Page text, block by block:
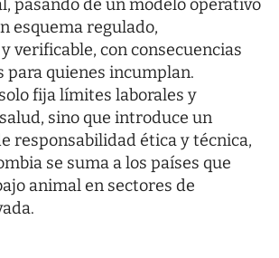
pasando de un modelo operativo
esquema regulado,
verificable, con consecuencias
para quienes incumplan.
fija límites laborales y
sino que introduce un
responsabilidad ética y técnica,
se suma a los países que
animal en sectores de